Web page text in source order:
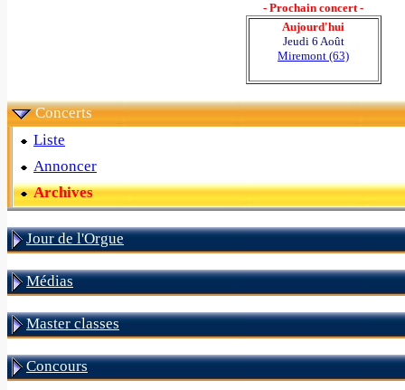
- Prochain concert -
Aujourd'hui
Jeudi 6 Août
Miremont (63)
Concerts
Liste
Annoncer
Archives
Jour de l'Orgue
Médias
Master classes
Concours